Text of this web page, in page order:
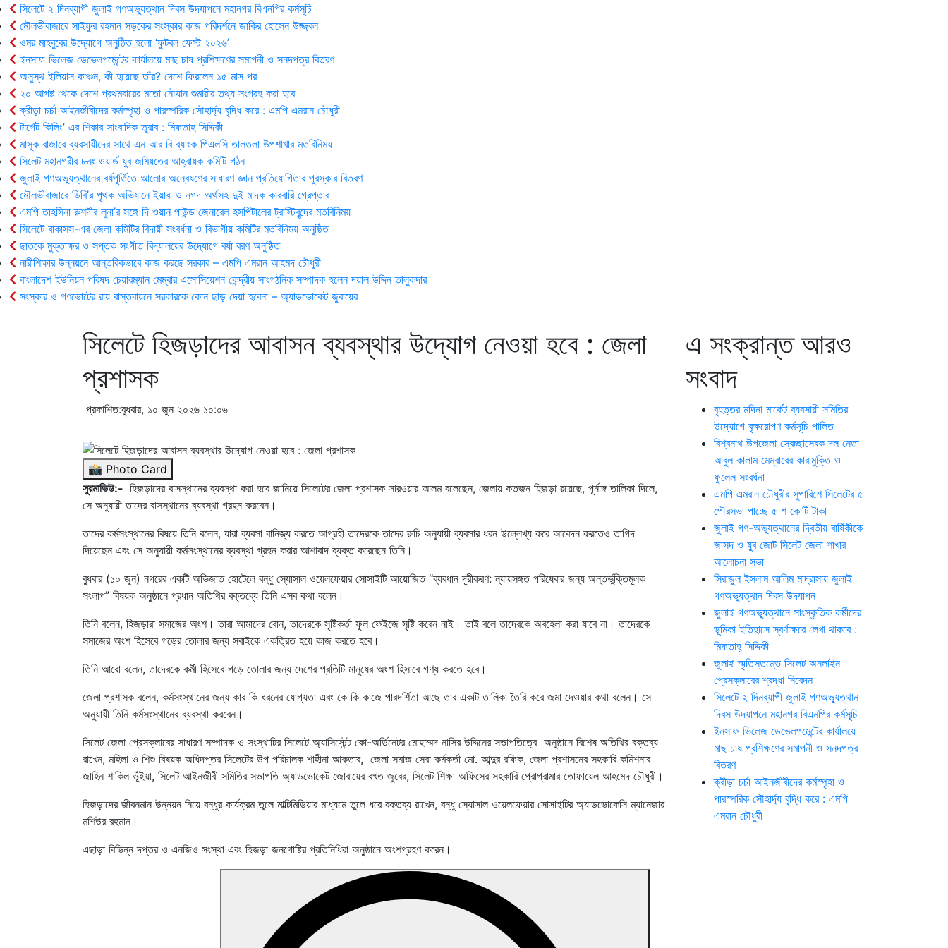
সিলেটে ২ দিনব্যাপী জুলাই গণঅভ্যুত্থান দিবস উদযাপনে মহানগর বিএনপির কর্মসূচি
মৌলভীবাজারে সাইফুর রহমান সড়কের সংস্কার কাজ পরিদর্শনে জাকির হোসেন উজ্জ্বল
ওমর মাহবুবের উদ্যোগে অনুষ্ঠিত হলো ‘ফুটবল ফেস্ট ২০২৬’
ইনসাফ ভিলেজ ডেভেলপমেন্টের কার্যালয়ে মাছ চাষ প্রশিক্ষণের সমাপনী ও সনদপত্র বিতরণ
অসুস্থ ইলিয়াস কাঞ্চন, কী হয়েছে তাঁর? দেশে ফিরলেন ১৫ মাস পর
২০ আগষ্ট থেকে দেশে প্রথমবারের মতো নৌযান শুমারীর তথ্য সংগ্রহ করা হবে
ক্রীড়া চর্চা আইনজীবীদের কর্মস্পৃহা ও পারস্পরিক সৌহার্দ্য বৃদ্ধি করে : এমপি এমরান চৌধুরী
টার্গেট কিলিং’ এর শিকার সাংবাদিক তুরাব : মিফতাহ সিদ্দিকী
মাসুক বাজারে ব্যবসায়ীদের সাথে এন আর বি ব্যাংক পিএলসি তালতলা উপশাখার মতবিনিময়
সিলেট মহানগরীর ৮নং ওয়ার্ড যুব জমিয়তের আহ্বায়ক কমিটি গঠন
জুলাই গণঅভ্যুত্থানের বর্ষপূর্তিতে আলোর অন্বেষণের সাধারণ জ্ঞান প্রতিযোগিতার পুরস্কার বিতরণ
মৌলভীবাজারে ডিবি’র পৃথক অভিযানে ইয়াবা ও নগদ অর্থসহ দুই মাদক কারবারি গ্রেপ্তার
এমপি তাহসিনা রুশদীর লুনা’র সঙ্গে দি ওয়ান পাউন্ড জেনারেল হসপিটালের ট্রাস্টিবৃন্দের মতবিনিময়
সিলেটে বাকাসস-এর জেলা কমিটির বিদায়ী সংবর্ধনা ও বিভাগীয় কমিটির মতবিনিময় অনুষ্ঠিত
ছাতকে মুক্তাক্ষর ও সপ্তক সংগীত বিদ্যালয়ের উদ্যোগে বর্ষা বরণ অনুষ্ঠিত
নারীশিক্ষার উন্নয়নে আন্তরিকভাবে কাজ করছে সরকার – এমপি এমরান আহমদ চৌধুরী
বাংলাদেশ ইউনিয়ন পরিষদ চেয়ারম্যান মেম্বার এসোসিয়েশন কেন্দ্রীয় সাংগঠনিক সম্পাদক হলেন দয়াল উদ্দিন তালুকদার
সংস্কার ও গণভোটের রায় বাস্তবায়নে সরকারকে কোন ছাড় দেয়া হবেনা – অ্যাডভোকেট জুবায়ের
সিলেটে হিজড়াদের আবাসন ব্যবস্থার উদ্যোগ নেওয়া হবে : জেলা
প্রশাসক
প্রকাশিত:বুধবার, ১০ জুন ২০২৬ ১০:০৬
📸 Photo Card
সুরমাভিউ:- হিজড়াদের বাসস্থানের ব্যবস্থা করা হবে জানিয়ে সিলেটের জেলা প্রশাসক সারওয়ার আলম বলেছেন, জেলায় কতজন হিজড়া রয়েছে, পূর্নাঙ্গ তালিকা দিলে,
সে অনুযায়ী তাদের বাসস্থানের ব্যবস্থা গ্রহন করবেন।
তাদের কর্মসংস্থানের বিষয়ে তিনি বলেন, যারা ব্যবসা বানিজ্য করতে আগ্রহী তাদেরকে তাদের রুচি অনুযায়ী ব্যবসার ধরন উল্লেখ্য করে আবেদন করতেও তাগিদ
দিয়েছেন এবং সে অনুযায়ী কর্মসংস্থানের ব্যবস্থা গ্রহন করার আশাবাদ ব্যক্ত করেছেন তিনি।
বুধবার (১০ জুন) নগরের একটি অভিজাত হোটেলে বন্ধু স্যোসাল ওয়েলফেয়ার সোসাইটি আয়োজিত “ব্যবধান দূরীকরণ: ন্যায়সঙ্গত পরিষেবার জন্য অন্তর্ভুক্তিমূলক
সংলাপ” বিষয়ক অনুষ্ঠানে প্রধান অতিথির বক্তব্যে তিনি এসব কথা বলেন।
তিনি বলেন, হিজড়ারা সমাজের অংশ। তারা আমাদের বোন, তাদেরকে সৃষ্টিকর্তা ফুল ফেইজে সৃষ্টি করেন নাই। তাই বলে তাদেরকে অবহেলা করা যাবে না। তাদেরকে
সমাজের অংশ হিসেবে গড়ের তোলার জন্য সবাইকে একত্রিত হয়ে কাজ করতে হবে।
তিনি আরো বলেন, তাদেরকে কর্মী হিসেবে গড়ে তোলার জন্য দেশের প্রতিটি মানুষের অংশ হিসাবে গণ্য করতে হবে।
জেলা প্রশাসক বলেন, কর্মসংস্থানের জন্য কার কি ধরনের যোগ্যতা এবং কে কি কাজে পারদর্শিতা আছে তার একটি তালিকা তৈরি করে জমা দেওয়ার কথা বলেন। সে
অনুযায়ী তিনি কর্মসংস্থানের ব্যবস্থা করবেন।
সিলেট জেলা প্রেসক্লাবের সাধারণ সম্পাদক ও সংস্থাটির সিলেটে অ্যাসিস্টেন্ট কো-অর্ডিনেটর মোহাম্মদ নাসির উদ্দিনের সভাপতিত্বে অনুষ্ঠানে বিশেষ অতিথির বক্তব্য
রাখেন, মহিলা ও শিশু বিষয়ক অধিদপ্তর সিলেটের উপ পরিচালক শাহীনা আক্তার, জেলা সমাজ সেবা কর্মকর্তা মো. আব্দুর রফিক, জেলা প্রশাসনের সহকারি কমিশনার
জাহিন শাকিল ভূঁইয়া, সিলেট আইনজীবী সমিতির সভাপতি অ্যাডভোকেট জোবায়ের বখত জুবের, সিলেট শিক্ষা অফিসের সহকারি প্রোগ্রামার তোফায়েল আহমেদ চৌধুরী।
হিজড়াদের জীবনমান উন্নয়ন নিয়ে বন্ধুর কার্যক্রম তুলে মাল্টিমিডিয়ার মাধ্যমে তুলে ধরে বক্তব্য রাখেন, বন্ধু স্যোসাল ওয়েলফেয়ার সোসাইটির অ্যাডভোকেসি ম্যানেজার
মশিউর রহমান।
এছাড়া বিভিন্ন দপ্তর ও এনজিও সংস্থা এবং হিজড়া জনগোষ্টির প্রতিনিধিরা অনুষ্ঠানে অংশগ্রহণ করেন।
এ সংক্রান্ত আরও
সংবাদ
বৃহত্তর মদিনা মার্কেট ব্যবসায়ী সমিতির
উদ্যোগে বৃক্ষরোপণ কর্মসূচি পালিত
বিশ্বনাথ উপজেলা স্বেচ্ছাসেবক দল নেতা
আবুল কালাম মেম্বারের কারামুক্তি ও
ফুলেল সংবর্ধনা
এমপি এমরান চৌধুরীর সুপারিশে সিলেটের ৫
পৌরসভা পাচ্ছে ৫ শ কোটি টাকা
জুলাই গণ-অভ্যুত্থানের দ্বিতীয় বার্ষিকীকে
জাসদ ও যুব জোট সিলেট জেলা শাখার
আলোচনা সভা
সিরাজুল ইসলাম আলিম মাদ্রাসায় জুলাই
গণঅভ্যুত্থান দিবস উদযাপন
জুলাই গণঅভ্যুত্থানে সাংস্কৃতিক কর্মীদের
ভূমিকা ইতিহাসে স্বর্ণাক্ষরে লেখা থাকবে :
মিফতাহ্ সিদ্দিকী
জুলাই স্মৃতিস্তম্ভে সিলেট অনলাইন
প্রেসক্লাবের শ্রদ্ধা নিবেদন
সিলেটে ২ দিনব্যাপী জুলাই গণঅভ্যুত্থান
দিবস উদযাপনে মহানগর বিএনপির কর্মসূচি
ইনসাফ ভিলেজ ডেভেলপমেন্টের কার্যালয়ে
মাছ চাষ প্রশিক্ষণের সমাপনী ও সনদপত্র
বিতরণ
ক্রীড়া চর্চা আইনজীবীদের কর্মস্পৃহা ও
পারস্পরিক সৌহার্দ্য বৃদ্ধি করে : এমপি
এমরান চৌধুরী